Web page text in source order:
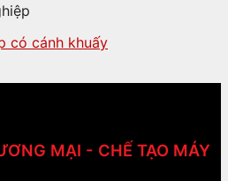
có cánh khuấy
MẠI - CHẾ TẠO MÁY